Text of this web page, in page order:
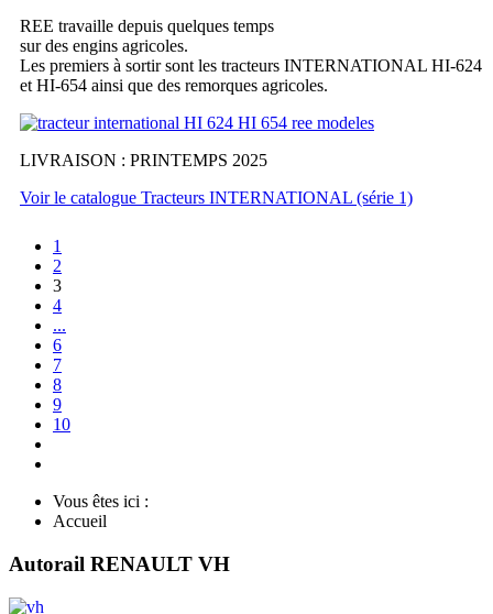
REE travaille depuis quelques temps
sur des engins agricoles.
Les premiers à sortir sont les tracteurs INTERNATIONAL HI-624
et HI-654 ainsi que des remorques agricoles.
LIVRAISON : PRINTEMPS 2025
Voir le catalogue Tracteurs INTERNATIONAL (série 1)
1
2
3
4
...
6
7
8
9
10
Vous êtes ici :
Accueil
Autorail RENAULT VH